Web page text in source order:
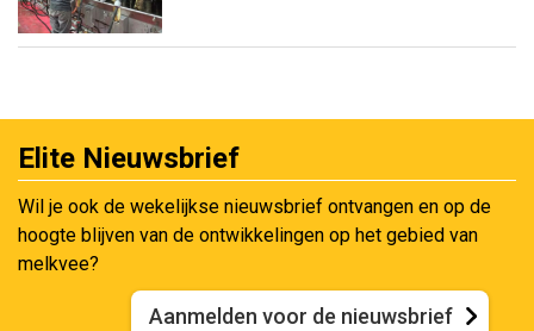
Elite Nieuwsbrief
Wil je ook de wekelijkse nieuwsbrief ontvangen en op de
hoogte blijven van de ontwikkelingen op het gebied van
melkvee?
Aanmelden voor de nieuwsbrief